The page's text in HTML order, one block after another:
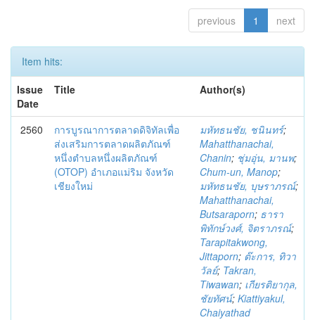
previous 1 next
Item hits:
Issue
Date
Title Author(s)
2560
การบูรณาการตลาดดิจิทัลเพื่อ
ส่งเสริมการตลาดผลิตภัณฑ์
หนึ่งตำบลหนึ่งผลิตภัณฑ์
(OTOP) อำเภอแม่ริม จังหวัด
เชียงใหม่
มหัทธนชัย, ชนินทร์;
Mahatthanachai,
Chanin; ชุ่มอุ่น, มานพ;
Chum-un, Manop;
มหัทธนชัย, บุษราภรณ์;
Mahatthanachai,
Butsaraporn; ธารา
พิทักษ์วงศ์, จิตราภรณ์;
Tarapitakwong,
Jittaporn; ต๊ะการ, ทิวา
วัลย์; Takran,
Tiwawan; เกียรติยากุล,
ชัยทัศน์; Kiattiyakul,
Chaiyathad